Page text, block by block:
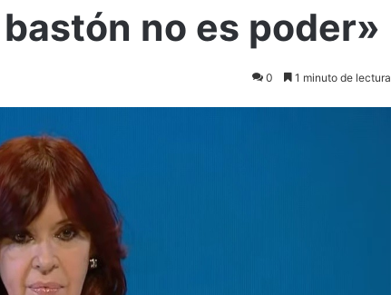
no es poder»
0 1 minuto de lectura